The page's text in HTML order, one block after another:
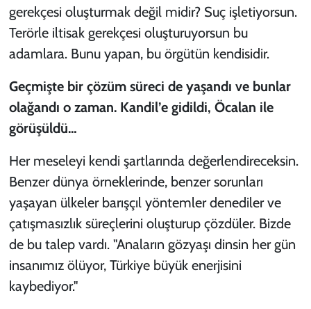
gerekçesi oluşturmak değil midir? Suç işletiyorsun.
Terörle iltisak gerekçesi oluşturuyorsun bu
adamlara. Bunu yapan, bu örgütün kendisidir.
Geçmişte bir çözüm süreci de yaşandı ve bunlar
olağandı o zaman. Kandil’e gidildi, Öcalan ile
görüşüldü…
Her meseleyi kendi şartlarında değerlendireceksin.
Benzer dünya örneklerinde, benzer sorunları
yaşayan ülkeler barışçıl yöntemler denediler ve
çatışmasızlık süreçlerini oluşturup çözdüler. Bizde
de bu talep vardı. "Anaların gözyaşı dinsin her gün
insanımız ölüyor, Türkiye büyük enerjisini
kaybediyor."